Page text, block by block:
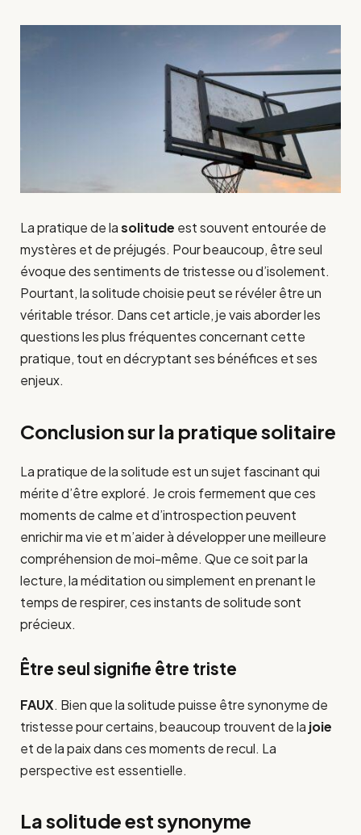
La pratique de lasolitude est souvent entourée de
mystères et de préjugés. Pour beaucoup, être seul
évoque des sentiments de tristesse ou d’isolement.
Pourtant, la solitude choisie peut se révéler être un
véritable trésor. Dans cet article, je vais aborder les
questions les plus fréquentes concernant cette
pratique, tout en décryptant ses bénéfices et ses
enjeux.
Conclusion sur la pratique solitaire
La pratique de la solitude est un sujet fascinant qui
mérite d’être exploré. Je crois fermement que ces
moments de calme et d’introspection peuvent
enrichir ma vie et m’aider à développer une meilleure
compréhension de moi-même. Que ce soit par la
lecture, la méditation ou simplement en prenant le
temps de respirer, ces instants de solitude sont
précieux.
Être seul signifie être triste
FAUX. Bien que la solitude puisse être synonyme de
tristesse pour certains, beaucoup trouvent de la joie
et de la paix dans ces moments de recul. La
perspective est essentielle.
La solitude est synonyme